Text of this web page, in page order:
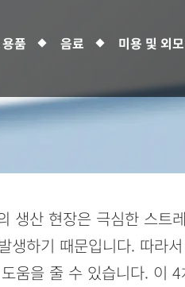
품 음료
미용 및 외
생산 현장은 극심한 스트
생하기 때문입니다. 따라
움을 줄 수 있습니다. 이 4